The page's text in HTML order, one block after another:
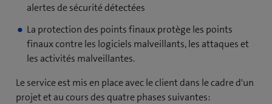
alertes de sécurité détectées
La protection des points finaux protège les points
finaux contre les logiciels malveillants, les attaques et
les activités malveillantes.
Le service est mis en place avec le client dans le cadre d'un
projet et au cours des quatre phases suivantes: